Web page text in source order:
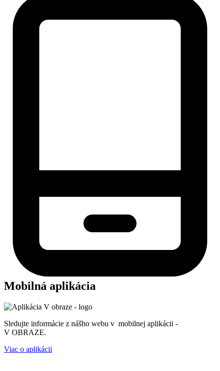
Mobilná aplikácia
Sledujte informácie z nášho webu v mobilnej aplikácii -
V OBRAZE.
Viac o aplikácii